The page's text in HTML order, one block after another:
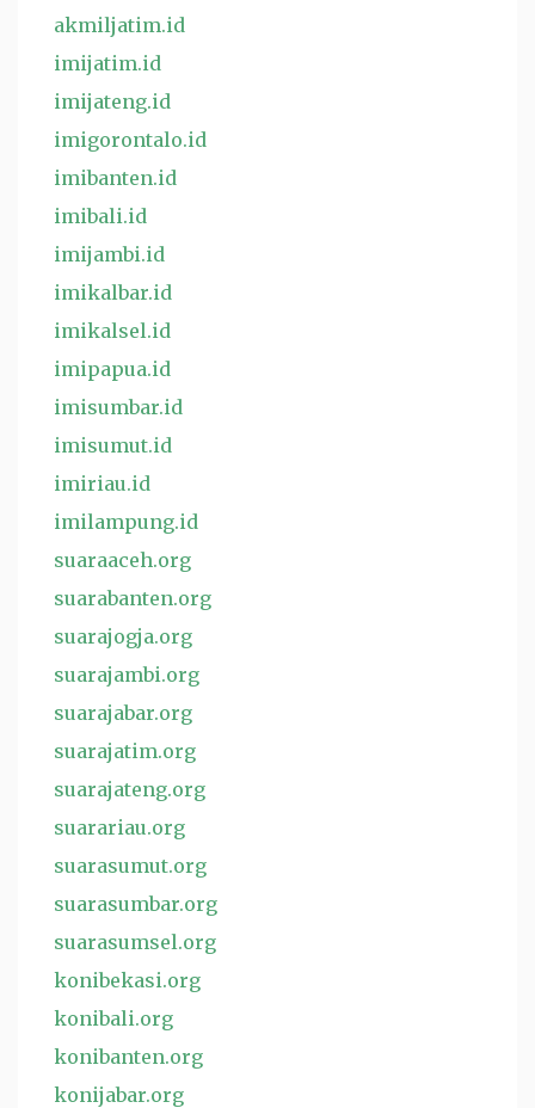
akmiljatim.id
imijatim.id
imijateng.id
imigorontalo.id
imibanten.id
imibali.id
imijambi.id
imikalbar.id
imikalsel.id
imipapua.id
imisumbar.id
imisumut.id
imiriau.id
imilampung.id
suaraaceh.org
suarabanten.org
suarajogja.org
suarajambi.org
suarajabar.org
suarajatim.org
suarajateng.org
suarariau.org
suarasumut.org
suarasumbar.org
suarasumsel.org
konibekasi.org
konibali.org
konibanten.org
konijabar.org